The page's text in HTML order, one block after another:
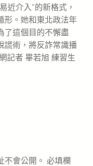
近介入”的新格式，
形。她和東北政法年
了這個目的不懈盡
謊術，將反詐常識播
記者 畢若旭 練習生
不會公開。 必填欄